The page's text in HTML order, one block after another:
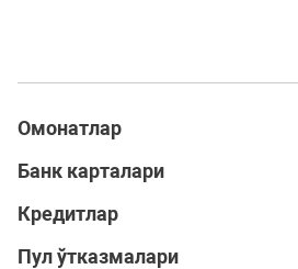
Омонатлар
Банк карталари
Кредитлар
Пул ўтказмалари